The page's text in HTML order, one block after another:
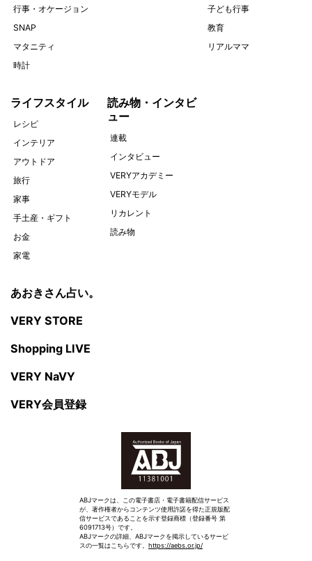
行事・オケージョン
SNAP
マタニティ
時計
子ども行事
教育
リアルママ
ライフスタイル
レシピ
インテリア
アウトドア
旅行
家事
手土産・ギフト
お金
家電
読み物・インタビ
ュー
連載
インタビュー
VERYアカデミー
VERYモデル
リカレント
読み物
あおきさん占い。
VERY STORE
Shopping LIVE
VERY NaVY
VERY会員登録
ABJマークは、この電子書店・電子書籍配信サービス
が、著作権者からコンテンツ使用許諾を得た正規版配
信サービスであることを示す登録商標（登録番号 第
6091713号）です。
ABJマークの詳細、ABJマークを掲示しているサービ
スの一覧はこちらです。 https://aebs.or.jp/